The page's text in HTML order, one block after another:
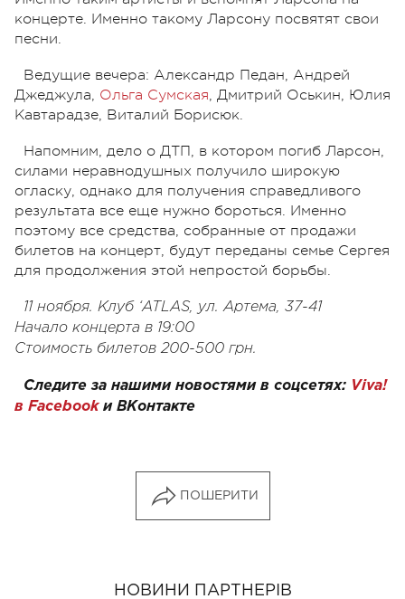
концерте. Именно такому Ларсону посвятят свои
песни.
Ведущие вечера: Александр Педан, Андрей
Джеджула, Ольга Сумская, Дмитрий Оськин, Юлия
Кавтарадзе, Виталий Борисюк.
Напомним, дело о ДТП, в котором погиб Ларсон,
силами неравнодушных получило широкую
огласку, однако для получения справедливого
результата все еще нужно бороться. Именно
поэтому все средства, собранные от продажи
билетов на концерт, будут переданы семье Сергея
для продолжения этой непростой борьбы.
11 ноября. Клуб ‘ATLAS, ул. Артема, 37-41
Начало концерта в 19:00
Стоимость билетов 200-500 грн.
Следите за нашими новостями в соцсетях: Viva!
в Facebookи ВКонтакте
ПОШЕРИТИ
НОВИНИ ПАРТНЕРІВ